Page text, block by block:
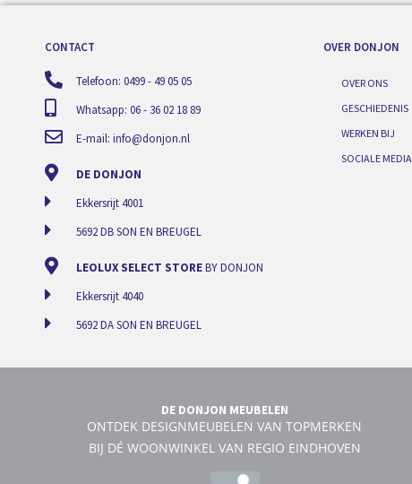
CONTACT
Telefoon: 0499 - 49 05 05
Whatsapp: 06 - 36 02 18 89
E-mail: info@donjon.nl
DE DONJON
Ekkersrijt 4001
5692 DB SON EN BREUGEL
LEOLUX SELECT STOREBY DONJON
Ekkersrijt 4040
5692 DA SON EN BREUGEL
OVER DONJON
OVER ONS
GESCHIEDENIS
WERKEN BIJ
SOCIALE MEDIA
DE DONJON MEUBELEN
ONTDEK DESIGNMEUBELEN VAN TOPMERKEN
BIJ DÉ WOONWINKEL VAN REGIO EINDHOVEN